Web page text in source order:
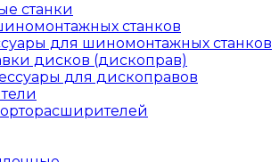
станки
станков
для шиномонтажных станков
дисков (дископрав)
для дископравов